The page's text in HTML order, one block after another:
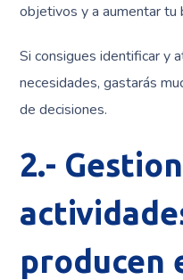
objetivos y a aumentar tu
Si consigues identificar y
necesidades, gastarás
de decisiones.
2.-
producen